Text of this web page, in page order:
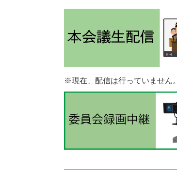
※現在、配信は行っていません。